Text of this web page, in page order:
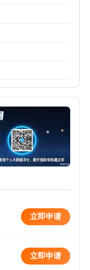
立即申请
立即申请